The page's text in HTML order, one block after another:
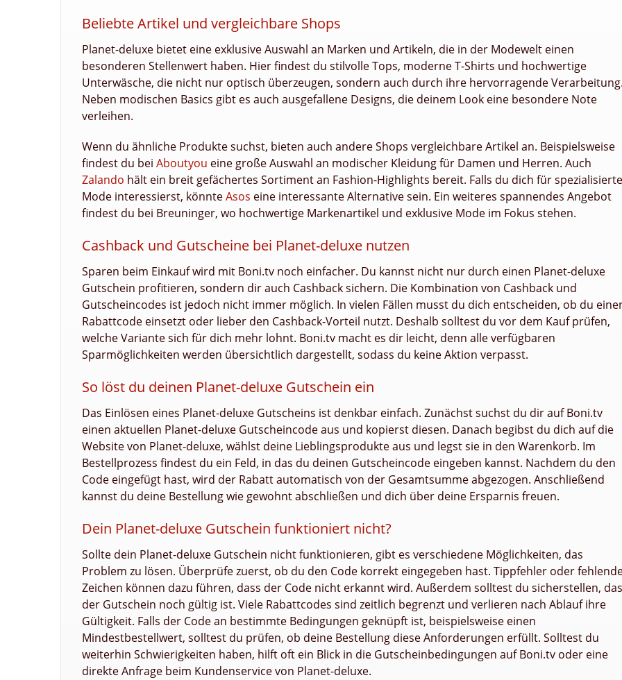
Beliebte Artikel und vergleichbare Shops
Planet-deluxe bietet eine exklusive Auswahl an Marken und Artikeln, die in der Modewelt einen
besonderen Stellenwert haben. Hier findest du stilvolle Tops, moderne T-Shirts und hochwertige
Unterwäsche, die nicht nur optisch überzeugen, sondern auch durch ihre hervorragende
Neben modischen Basics gibt es auch ausgefallene Designs, die deinem Look eine besondere Note
verleihen.
Wenn du ähnliche Produkte suchst, bieten auch andere Shops vergleichbare Artikel an. Beispielsweise
findest du bei Aboutyou eine große Auswahl an modischer Kleidung für Damen und Herren. Auch
Zalando hält ein breit gefächertes Sortiment an Fashion-Highlights bereit. Falls du dich für spezialisierte
Mode interessierst, könnteAsos eine interessante Alternative sein. Ein weiteres spannendes Angebot
findest du bei Breuninger, wo hochwertige Markenartikel und exklusive Mode im Fokus stehen.
Cashback und Gutscheine bei Planet-deluxe nutzen
Sparen beim Einkauf wird mit Boni.tv noch einfacher. Du kannst nicht nur durch einen Planet-deluxe
Gutschein profitieren, sondern dir auch Cashback sichern. Die Kombination von Cashback und
Gutscheincodes ist jedoch nicht immer möglich. In vielen Fällen musst du dich entscheiden, ob du
Rabattcode einsetzt oder lieber den Cashback-Vorteil nutzt. Deshalb solltest du vor dem Kauf prüfen,
welche Variante sich für dich mehr lohnt. Boni.tv macht es dir leicht, denn alle verfügbaren
Sparmöglichkeiten werden übersichtlich dargestellt, sodass du keine Aktion verpasst.
So löst du deinen Planet-deluxe Gutschein ein
Das Einlösen eines Planet-deluxe Gutscheins ist denkbar einfach. Zunächst suchst du dir auf Boni.tv
einen aktuellen Planet-deluxe Gutscheincode aus und kopierst diesen. Danach begibst du dich auf die
Website von Planet-deluxe, wählst deine Lieblingsprodukte aus und legst sie in den Warenkorb. Im
Bestellprozess findest du ein Feld, in das du deinen Gutscheincode eingeben kannst. Nachdem du den
Code eingefügt hast, wird der Rabatt automatisch von der Gesamtsumme abgezogen. Anschließend
kannst du deine Bestellung wie gewohnt abschließen und dich über deine Ersparnis freuen.
Dein Planet-deluxe Gutschein funktioniert nicht?
Sollte dein Planet-deluxe Gutschein nicht funktionieren, gibt es verschiedene Möglichkeiten, das
Problem zu lösen. Überprüfe zuerst, ob du den Code korrekt eingegeben hast. Tippfehler oder
Zeichen können dazu führen, dass der Code nicht erkannt wird. Außerdem solltest du sicherstellen,
der Gutschein noch gültig ist. Viele Rabattcodes sind zeitlich begrenzt und verlieren nach Ablauf ihre
Gültigkeit. Falls der Code an bestimmte Bedingungen geknüpft ist, beispielsweise einen
Mindestbestellwert, solltest du prüfen, ob deine Bestellung diese Anforderungen erfüllt. Solltest du
weiterhin Schwierigkeiten haben, hilft oft ein Blick in die Gutscheinbedingungen auf Boni.tv oder eine
direkte Anfrage beim Kundenservice von Planet-deluxe.